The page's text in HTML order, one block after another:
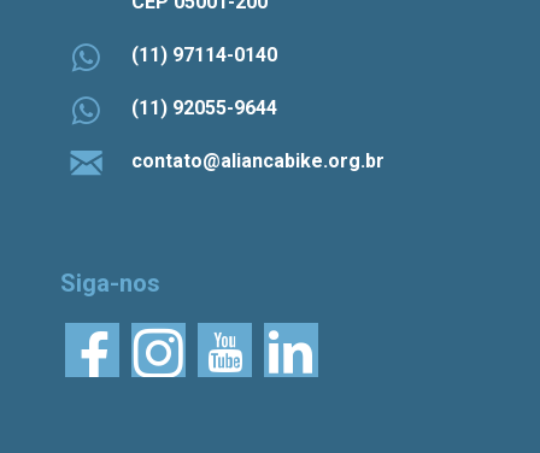
(11) 97114-0140
(11) 92055-9644
contato@aliancabike.org.br
Siga-nos